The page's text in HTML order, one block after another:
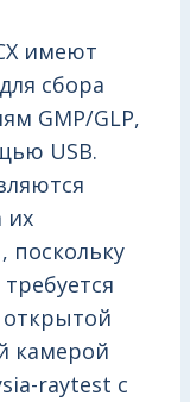
имеют
сбора
GMP/GLP,
USB.
их
открытой
камерой
raytest с